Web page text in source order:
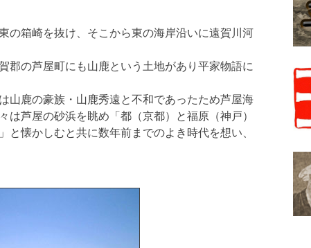
の箱崎を抜け、そこから東の海岸沿いに遠賀川河
郡の芦屋町にも山鹿という土地があり平家物語に
山鹿の豪族・山鹿秀遠と不和であったため芦屋海
芦屋の砂浜を眺め「都（京都）と福原（神戸）
懐かしむと共に数年前までのよき時代を想い、